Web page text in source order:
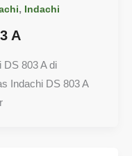
, Indachi
A
DS 803 A di
Indachi DS 803 A